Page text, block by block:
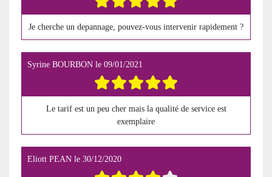
Je cherche un depannage, pouvez-vous intervenir rapidement ?
Syrine BOURBON le 09/01/2021
Le tarif est un peu cher mais la qualité de service est
exemplaire
Eliott PEAN le 30/12/2020